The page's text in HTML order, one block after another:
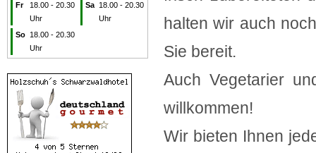
Fr
18.00 - 20.30
Uhr
Sa 18.00 - 20.30
Uhr
So 18.00 - 20.30
Uhr
halten wir auch
Sie bereit.
Auch Vegetarier
willkommen!
Wir bieten Ihnen